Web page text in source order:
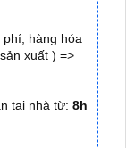
xuất ) =>
tại nhà từ:8h
Hàng